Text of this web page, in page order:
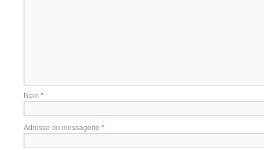
Nom *
Adresse de messagerie *